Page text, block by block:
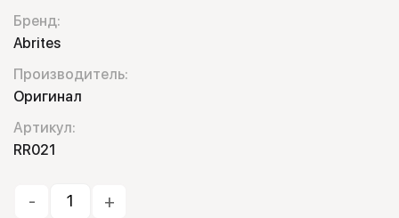
Бренд:
Abrites
Производитель:
Оригинал
Артикул:
RR021
- +